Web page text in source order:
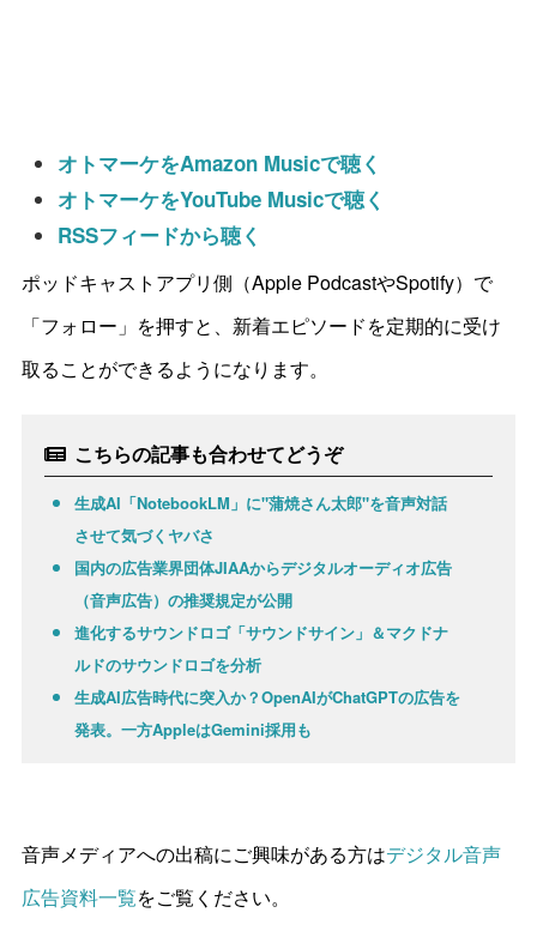
オトマーケをAmazon Musicで聴く
オトマーケをYouTube Musicで聴く
RSSフィードから聴く
ポッドキャストアプリ側（Apple PodcastやSpotify）で
「フォロー」を押すと、新着エピソードを定期的に受け
取ることができるようになります。
こちらの記事も合わせてどうぞ
生成AI「NotebookLM」に"蒲焼さん太郎"を音声対話
させて気づくヤバさ
国内の広告業界団体JIAAからデジタルオーディオ広告
（音声広告）の推奨規定が公開
進化するサウンドロゴ「サウンドサイン」＆マクドナ
ルドのサウンドロゴを分析
生成AI広告時代に突入か？OpenAIがChatGPTの広告を
発表。一方AppleはGemini採用も
音声メディアへの出稿にご興味がある方はデジタル音声
広告資料一覧をご覧ください。